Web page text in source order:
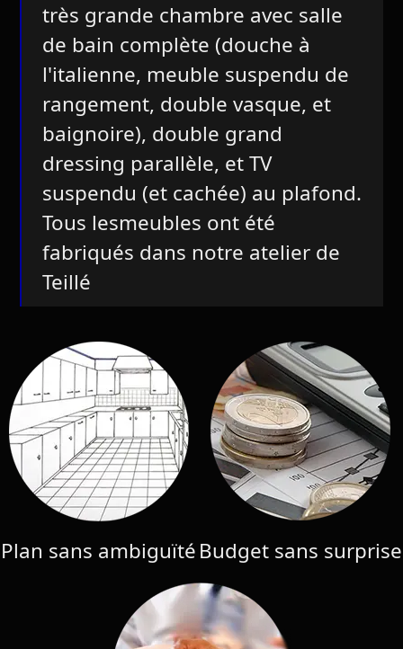
très grande chambre avec salle
de bain complète (douche à
l'italienne, meuble suspendu de
rangement, double vasque, et
baignoire), double grand
dressing parallèle, et TV
suspendu (et cachée) au plafond.
Tous lesmeubles ont été
fabriqués dans notre atelier de
Teillé
Plan sans ambiguïtéBudget sans surprise